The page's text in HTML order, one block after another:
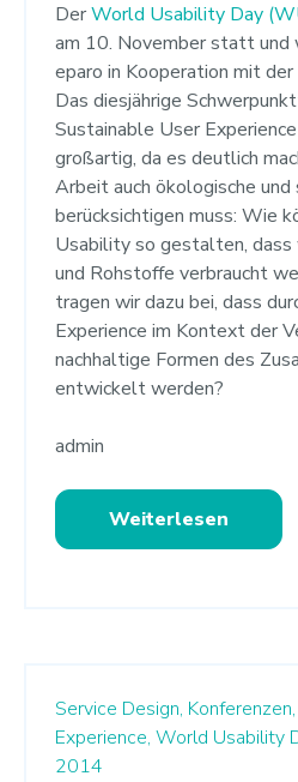
DerWorld Usability Day
am 10. November statt und
eparo in Kooperation mit
Das diesjährige
Sustainable User
großartig, da es deutlich
Arbeit auch ökologische
berücksichtigen muss: Wie
Usability so gestalten, dass
und Rohstoffe verbraucht
tragen wir dazu bei, dass
Experience im Kontext der
nachhaltige Formen des
entwickelt werden?
admin
Weiterlesen
Service Design, Konferenzen,
Experience, World Usability
2014